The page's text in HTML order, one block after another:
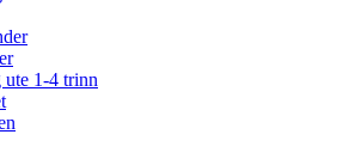
ute 1-4 trinn